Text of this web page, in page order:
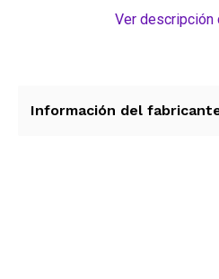
carga y un sistemaVer descripción
Información del